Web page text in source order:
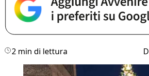
2 min di lettura